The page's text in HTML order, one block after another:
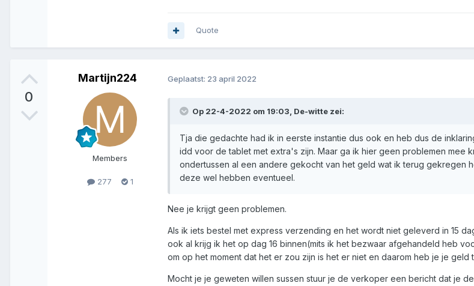
Quote
0
Martijn224
Members
277 1
Geplaatst: 23 april 2022
Op 22-4-2022 om 19:03, De-witte zei:
Tja die gedachte had ik in eerste instantie dus ook en heb dus de
idd voor de tablet met extra's zijn. Maar ga ik hier geen problemen mee
ondertussen al een andere gekocht van het geld wat ik terug gekregen
deze wel hebben eventueel.
Nee je krijgt geen problemen.
Als ik iets bestel met express verzending en het wordt niet geleverd in 15
ook al krijg ik het op dag 16 binnen(mits ik het bezwaar afgehandeld heb
om op het moment dat het er zou zijn is het er niet en daarom heb je je geld
Mocht je je geweten willen sussen stuur je de verkoper een bericht dat je